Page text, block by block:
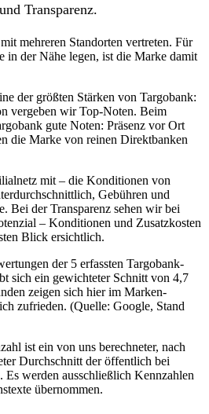
Transparenz.
mehreren Standorten vertreten. Für
in der Nähe legen, ist die Marke damit
der größten Stärken von Targobank:
vergeben wir Top-Noten. Beim
gute Noten: Präsenz vor Ort
die Marke von reinen Direktbanken
mit – die Konditionen von
Gebühren und
Bei der Transparenz sehen wir bei
– Konditionen und Zusatzkosten
Blick ersichtlich.
der 5 erfassten Targobank-
sich ein gewichteter Schnitt von 4,7
zeigen sich hier im Marken-
zufrieden. (Quelle: Google, Stand
ist ein von uns berechneter, nach
Durchschnitt der öffentlich bei
Es werden ausschließlich Kennzahlen
übernommen.